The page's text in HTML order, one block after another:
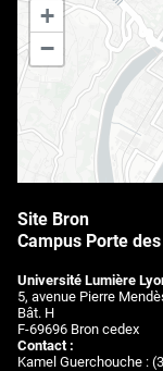
+
−
Site Bron
Campus Porte
Université Lumière
5, avenue Pierre
Bât. H
F-69696 Bron cedex
Contact :
Kamel Guerchouche :